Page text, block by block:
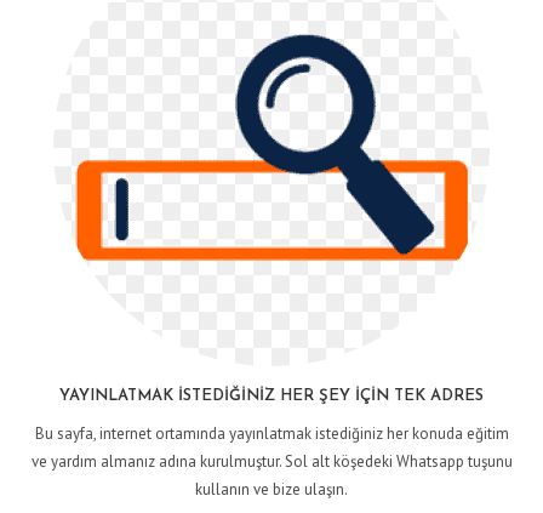
YAYINLATMAK İSTEDIĞINIZ HER ŞEY İÇIN TEK ADRES
Bu sayfa, internet ortamında yayınlatmak istediğiniz her konuda eğitim
ve yardım almanız adına kurulmuştur. Sol alt köşedeki Whatsapp tuşunu
kullanın ve bize ulaşın.